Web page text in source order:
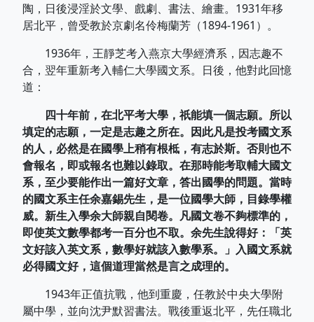
陶，日後浸淫於文學、戲劇、書法、繪畫。1931年移
居北平，曾受教於京劇名伶梅蘭芳（1894-1961）。
1936年，王靜芝考入燕京大學經濟系，因志趣不
合，翌年重新考入輔仁大學國文系。日後，他對此回憶
道：
四十年前，在北平考大學，祇能填一個志願。所以
填定的志願，一定是志趣之所在。因此凡是投考國文系
的人，必然是在國學上稍有根柢，有志於斯。否則也不
會報名，即或報名也難以錄取。在那時能考取輔大國文
系，至少要能作出一篇好文章，答出國學的問題。當時
的國文系主任余嘉錫先生，是一位國學大師，目錄學權
威。新生入學余大師親自閱卷。凡國文卷不夠標準的，
即使英文數學都考一百分也不取。余先生說得好：「英
文好該入英文系，數學好就該入數學系。」入國文系就
必得國文好，這個道理當然是言之成理的。
1943年正值抗戰，他到重慶，任教於中央大學附
屬中學，並向沈尹默習書法。戰後重返北平，先任職北